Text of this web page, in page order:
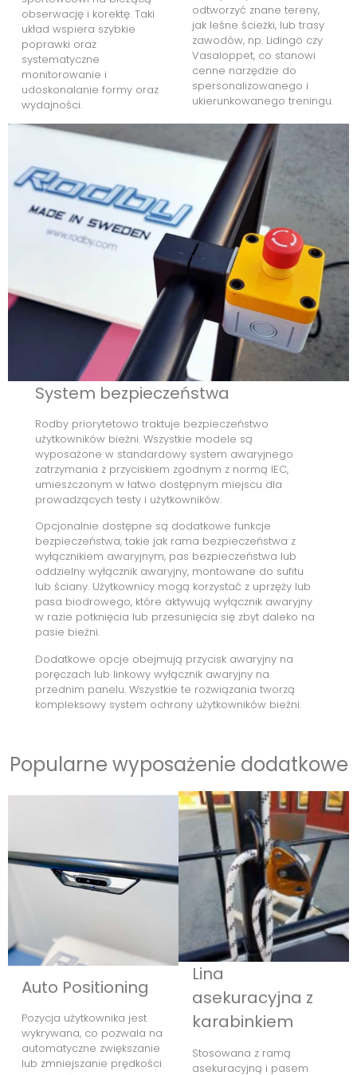
obserwację i korektę. Taki
układ wspiera szybkie
poprawki oraz
systematyczne
monitorowanie i
udoskonalanie formy oraz
wydajności.
odtworzyć znane tereny,
jak leśne ścieżki, lub trasy
zawodów, np. Lidingö czy
Vasaloppet, co stanowi
cenne narzędzie do
spersonalizowanego i
ukierunkowanego treningu.
System bezpieczeństwa
Rodby priorytetowo traktuje bezpieczeństwo
użytkowników bieżni. Wszystkie modele są
wyposażone w standardowy system awaryjnego
zatrzymania z przyciskiem zgodnym z normą IEC,
umieszczonym w łatwo dostępnym miejscu dla
prowadzących testy i użytkowników.
Opcjonalnie dostępne są dodatkowe funkcje
bezpieczeństwa, takie jak rama bezpieczeństwa z
wyłącznikiem awaryjnym, pas bezpieczeństwa lub
oddzielny wyłącznik awaryjny, montowane do sufitu
lub ściany. Użytkownicy mogą korzystać z uprzęży lub
pasa biodrowego, które aktywują wyłącznik awaryjny
w razie potknięcia lub przesunięcia się zbyt daleko na
pasie bieżni.
Dodatkowe opcje obejmują przycisk awaryjny na
poręczach lub linkowy wyłącznik awaryjny na
przednim panelu. Wszystkie te rozwiązania tworzą
kompleksowy system ochrony użytkowników bieżni.
Popularne wyposażenie dodatkowe
Auto Positioning
Pozycja użytkownika jest
wykrywana, co pozwala na
automatyczne zwiększanie
lub zmniejszanie prędkości
Lina
asekuracyjna z
karabinkiem
Stosowana z ramą
asekuracyjną i pasem